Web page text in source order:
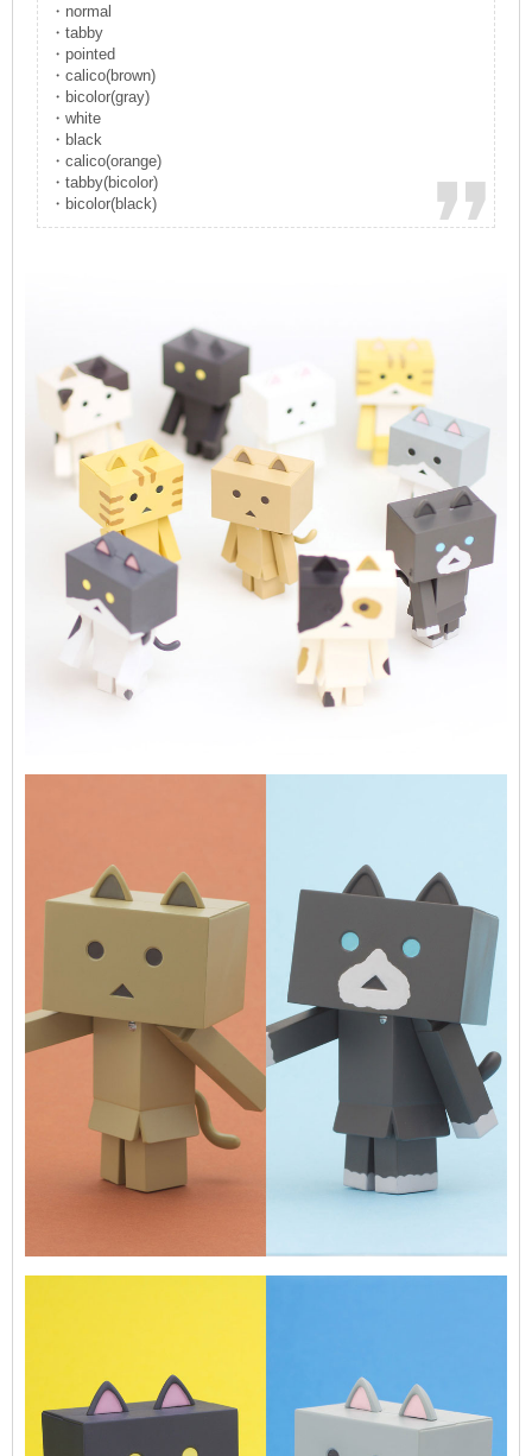
・normal
・tabby
・pointed
・calico(brown)
・bicolor(gray)
・white
・black
・calico(orange)
・tabby(bicolor)
・bicolor(black)